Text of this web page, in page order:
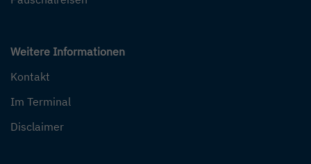
Weitere Informationen
Kontakt
Im Terminal
Disclaimer